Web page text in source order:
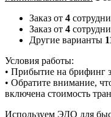
Заказ от 4
Заказ от 4
Другие варианты
Условия работы:
• Прибытие на брифинг
• Обратите внимание,
включена стоимость
Используем ЭДО для